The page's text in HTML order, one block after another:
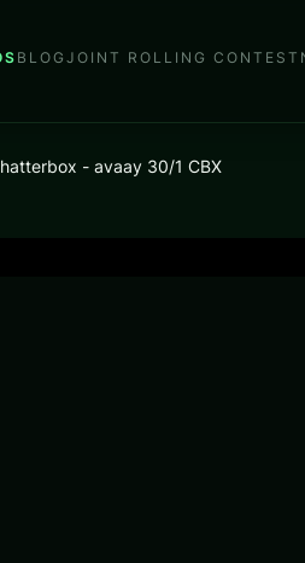
BLOGJOINT ROLLING CONTEST
- avaay 30/1 CBX